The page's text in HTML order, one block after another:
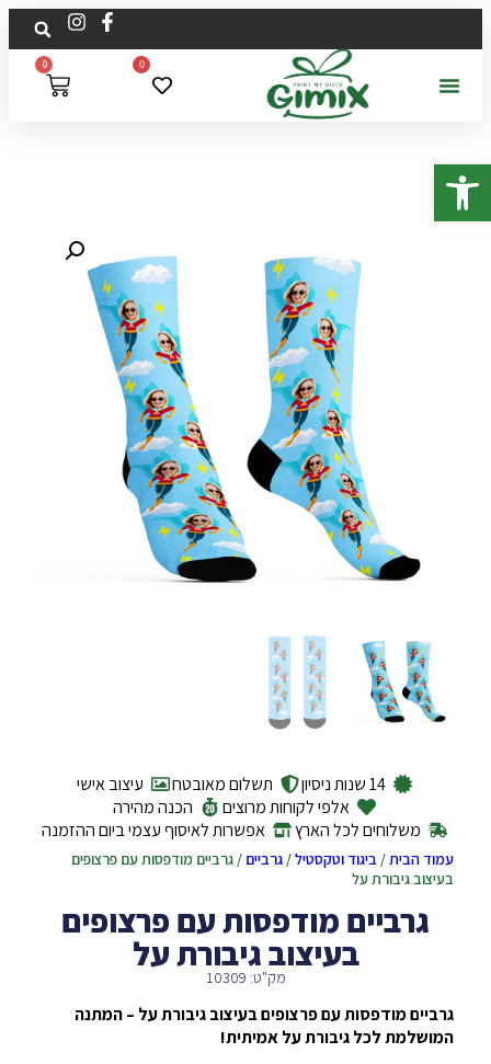
פתח סרגל נגישות
0
0
14 שנות ניסיון תשלום מאובטח
עיצוב אישי
אלפי לקוחות מרוצים
הכנה מהירה
משלוחים לכל הארץ
אפשרות לאיסוף עצמי ביום ההזמנה
עמוד הבית/ביגוד וטקסטיל/גרביים / גרביים מודפסות עם פרצופים
בעיצוב גיבורת על
גרביים מודפסות עם פרצופים
בעיצוב גיבורת על
מק"ט: 10309
גרביים מודפסות עם פרצופים בעיצוב גיבורת על – המתנה
המושלמת לכל גיבורת על אמיתית!